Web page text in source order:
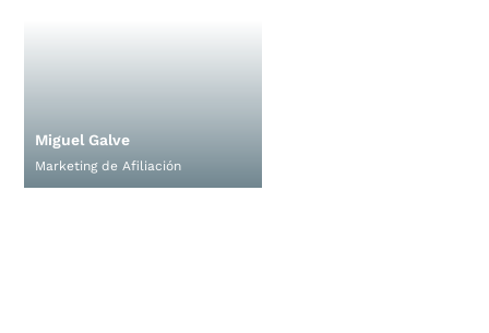
Miguel Galve
Marketing de Afiliación